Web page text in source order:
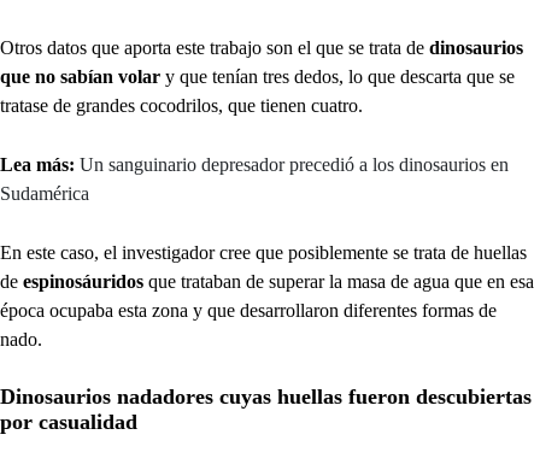
Otros datos que aporta este trabajo son el que se trata de dinosaurios
que no sabían volar y que tenían tres dedos, lo que descarta que se
tratase de grandes cocodrilos, que tienen cuatro.
Lea más: Un sanguinario depresador precedió a los dinosaurios en
Sudamérica
En este caso, el investigador cree que posiblemente se trata de huellas
de espinosáuridos que trataban de superar la masa de agua que en esa
época ocupaba esta zona y que desarrollaron diferentes formas de
nado.
Dinosaurios nadadores cuyas huellas fueron descubiertas
por casualidad